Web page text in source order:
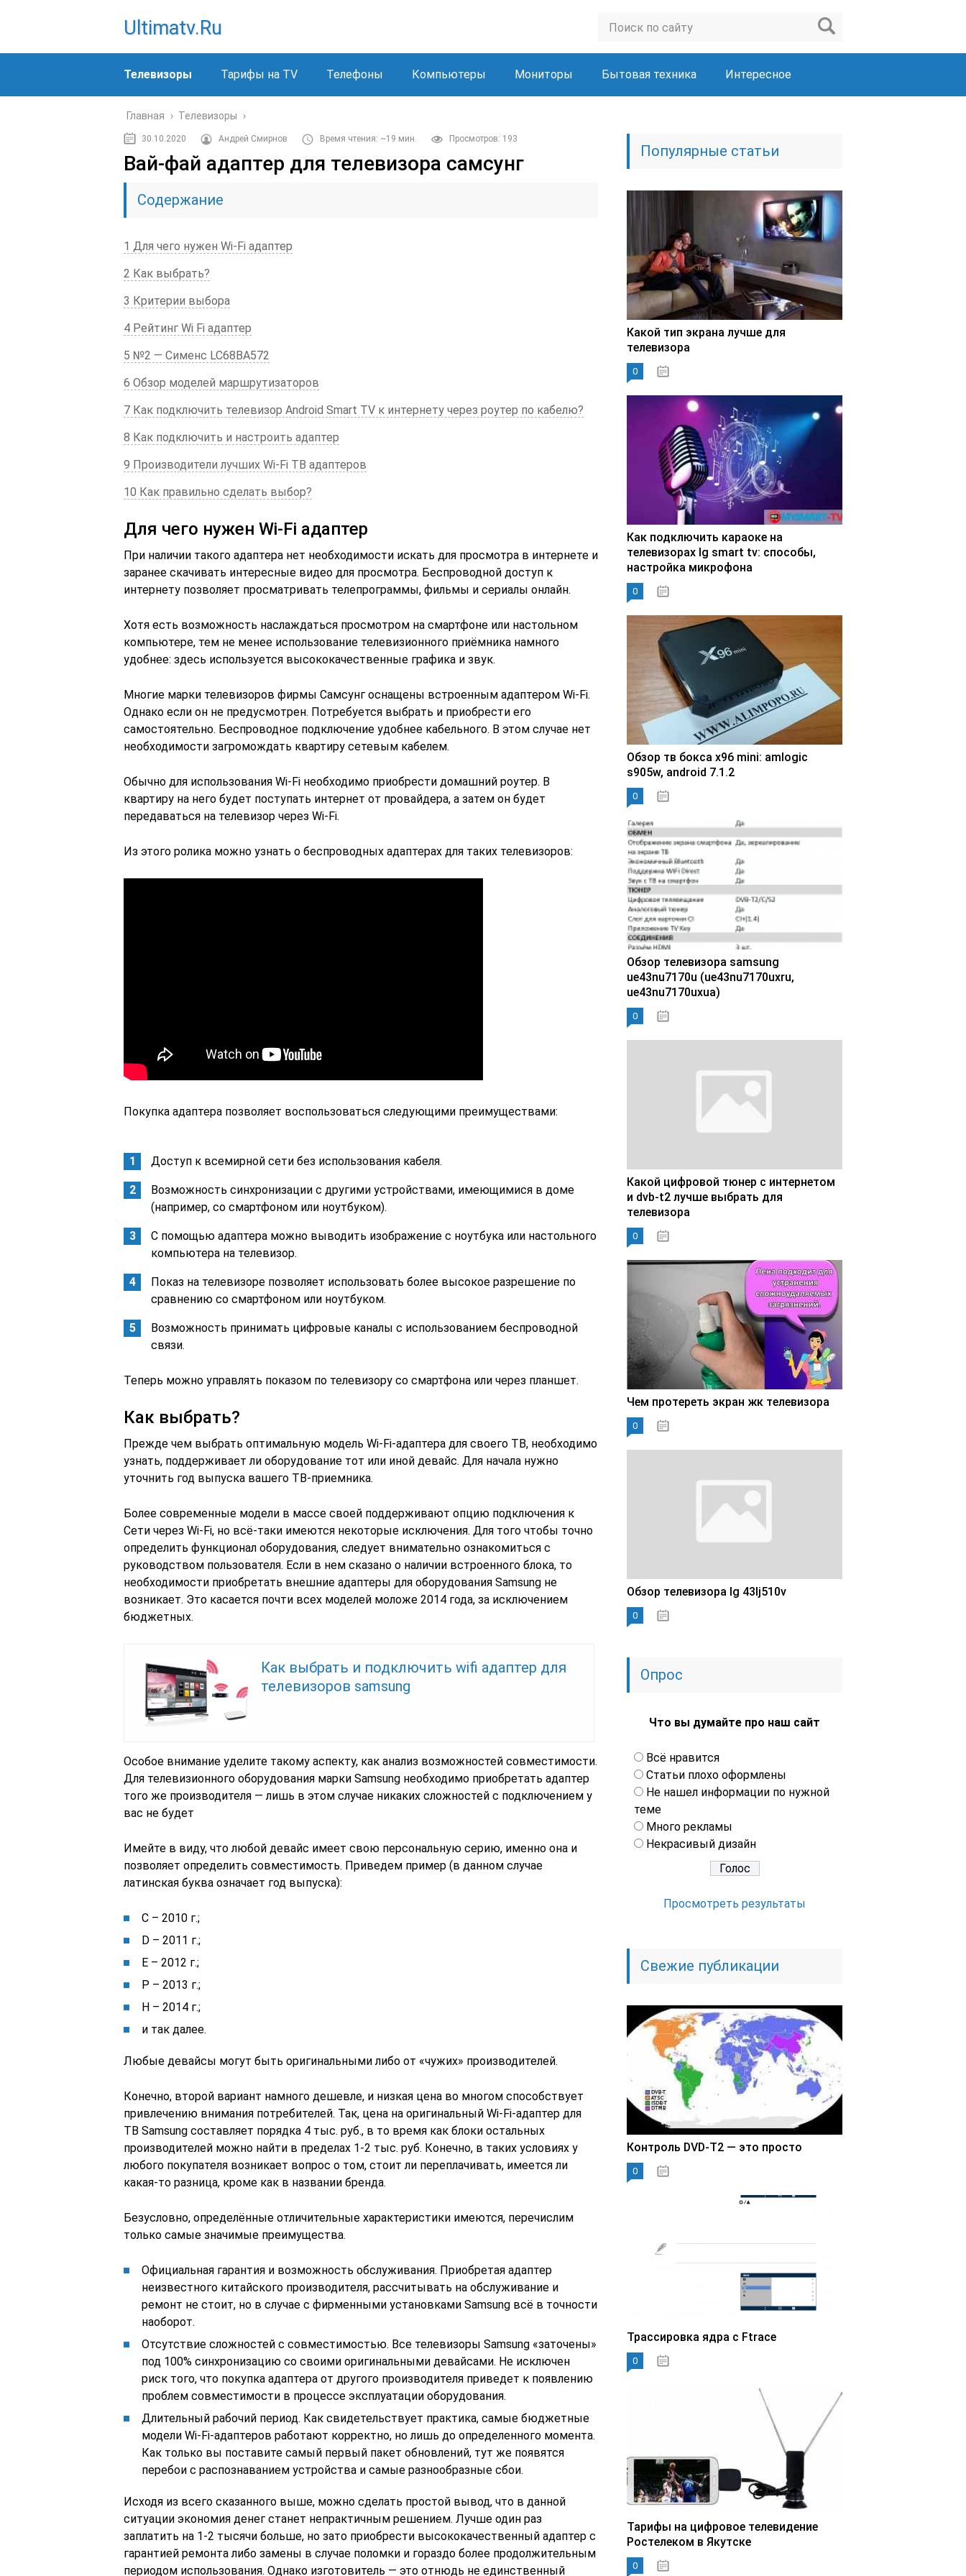
Ultimatv.ru
Телевизоры Тарифы на TV Телефоны Компьютеры Мониторы Бытовая техника Интересное
Главная › Телевизоры ›
30.10.2020 Андрей Смирнов Время чтения: ~19 мин. Просмотров: 193
Вай-фай адаптер для телевизора самсунг
Содержание
1 Для чего нужен Wi-Fi адаптер
2 Как выбрать?
3 Критерии выбора
4 Рейтинг Wi Fi адаптер
5 №2 — Сименс LC68BA572
6 Обзор моделей маршрутизаторов
7 Как подключить телевизор Android Smart TV к интернету через роутер по кабелю?
8 Как подключить и настроить адаптер
9 Производители лучших Wi-Fi ТВ адаптеров
10 Как правильно сделать выбор?
Для чего нужен Wi-Fi адаптер
При наличии такого адаптера нет необходимости искать для просмотра в интернете и
заранее скачивать интересные видео для просмотра. Беспроводной доступ к
интернету позволяет просматривать телепрограммы, фильмы и сериалы онлайн.
Хотя есть возможность наслаждаться просмотром на смартфоне или настольном
компьютере, тем не менее использование телевизионного приёмника намного
удобнее: здесь используется высококачественные графика и звук.
Многие марки телевизоров фирмы Самсунг оснащены встроенным адаптером Wi-Fi.
Однако если он не предусмотрен. Потребуется выбрать и приобрести его
самостоятельно. Беспроводное подключение удобнее кабельного. В этом случае нет
необходимости загромождать квартиру сетевым кабелем.
Обычно для использования Wi-Fi необходимо приобрести домашний роутер. В
квартиру на него будет поступать интернет от провайдера, а затем он будет
передаваться на телевизор через Wi-Fi.
Из этого ролика можно узнать о беспроводных адаптерах для таких телевизоров:
Покупка адаптера позволяет воспользоваться следующими преимуществами:
Доступ к всемирной сети без использования кабеля.
Возможность синхронизации с другими устройствами, имеющимися в доме
(например, со смартфоном или ноутбуком).
С помощью адаптера можно выводить изображение с ноутбука или настольного
компьютера на телевизор.
Показ на телевизоре позволяет использовать более высокое разрешение по
сравнению со смартфоном или ноутбуком.
Возможность принимать цифровые каналы с использованием беспроводной
связи.
Теперь можно управлять показом по телевизору со смартфона или через планшет.
Как выбрать?
Прежде чем выбрать оптимальную модель Wi-Fi-адаптера для своего ТВ, необходимо
узнать, поддерживает ли оборудование тот или иной девайс. Для начала нужно
уточнить год выпуска вашего ТВ-приемника.
Более современные модели в массе своей поддерживают опцию подключения к
Сети через Wi-Fi, но всё-таки имеются некоторые исключения. Для того чтобы точно
определить функционал оборудования, следует внимательно ознакомиться с
руководством пользователя. Если в нем сказано о наличии встроенного блока, то
необходимости приобретать внешние адаптеры для оборудования Samsung не
возникает. Это касается почти всех моделей моложе 2014 года, за исключением
бюджетных.
Как выбрать и подключить wifi адаптер для
телевизоров samsung
Особое внимание уделите такому аспекту, как анализ возможностей совместимости.
Для телевизионного оборудования марки Samsung необходимо приобретать адаптер
того же производителя — лишь в этом случае никаких сложностей с подключением у
вас не будет
Имейте в виду, что любой девайс имеет свою персональную серию, именно она и
позволяет определить совместимость. Приведем пример (в данном случае
латинская буква означает год выпуска):
С – 2010 г.;
D – 2011 г.;
E – 2012 г.;
P – 2013 г.;
H – 2014 г.;
и так далее.
Любые девайсы могут быть оригинальными либо от «чужих» производителей.
Конечно, второй вариант намного дешевле, и низкая цена во многом способствует
привлечению внимания потребителей. Так, цена на оригинальный Wi-Fi-адаптер для
ТВ Samsung составляет порядка 4 тыс. руб., в то время как блоки остальных
производителей можно найти в пределах 1-2 тыс. руб. Конечно, в таких условиях у
любого покупателя возникает вопрос о том, стоит ли переплачивать, имеется ли
какая-то разница, кроме как в названии бренда.
Безусловно, определённые отличительные характеристики имеются, перечислим
только самые значимые преимущества.
Официальная гарантия и возможность обслуживания. Приобретая адаптер
неизвестного китайского производителя, рассчитывать на обслуживание и
ремонт не стоит, но в случае с фирменными установками Samsung всё в точности
наоборот.
Отсутствие сложностей с совместимостью. Все телевизоры Samsung «заточены»
под 100% синхронизацию со своими оригинальными девайсами. Не исключен
риск того, что покупка адаптера от другого производителя приведет к появлению
проблем совместимости в процессе эксплуатации оборудования.
Длительный рабочий период. Как свидетельствует практика, самые бюджетные
модели Wi-Fi-адаптеров работают корректно, но лишь до определенного момента.
Как только вы поставите самый первый пакет обновлений, тут же появятся
перебои с распознаванием устройства и самые разнообразные сбои.
Исходя из всего сказанного выше, можно сделать простой вывод, что в данной
ситуации экономия денег станет непрактичным решением. Лучше один раз
заплатить на 1-2 тысячи больше, но зато приобрести высококачественный адаптер с
гарантией ремонта либо замены в случае поломки и гораздо более продолжительным
периодом использования. Однако изготовитель — это отнюдь не единственный
Популярные статьи
Какой тип экрана лучше для
телевизора
0
Как подключить караоке на
телевизорах lg smart tv: способы,
настройка микрофона
0
Обзор тв бокса x96 mini: amlogic
s905w, android 7.1.2
0
Обзор телевизора samsung
ue43nu7170u (ue43nu7170uxru,
ue43nu7170uxua)
0
Какой цифровой тюнер с интернетом
и dvb-t2 лучше выбрать для
телевизора
0
Чем протереть экран жк телевизора
0
Обзор телевизора lg 43lj510v
0
Опрос
Что вы думайте про наш сайт
Всё нравится
Статьи плохо оформлены
Не нашел информации по нужной
теме
Много рекламы
Некрасивый дизайн
Просмотреть результаты
Свежие публикации
Контроль DVD-T2 — это просто
0
Трассировка ядра с Ftrace
0
Тарифы на цифровое телевидение
Ростелеком в Якутске
0